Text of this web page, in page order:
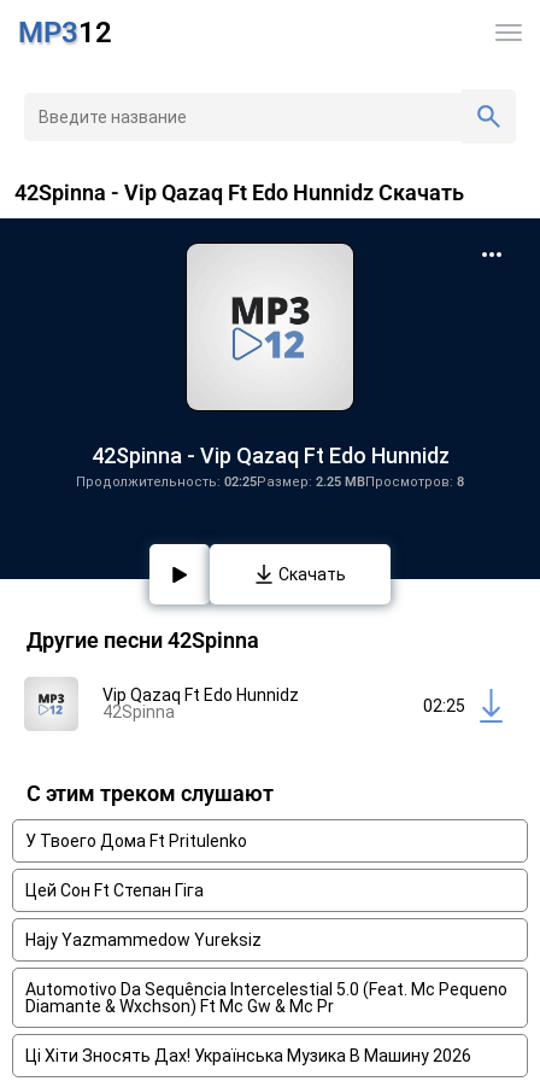
MP312
42Spinna - Vip Qazaq Ft Edo Hunnidz Скачать
42Spinna - Vip Qazaq Ft Edo Hunnidz
Продолжительность: 02:25Размер: 2.25 MBПросмотров: 8
Скачать
Другие песни 42Spinna
Vip Qazaq Ft Edo Hunnidz
42Spinna
02:25
С этим треком слушают
У Твоего Дома Ft Pritulenko
Цей Сон Ft Степан Гіга
Hajy Yazmammedow Yureksiz
Automotivo Da Sequência Intercelestial 5.0 (Feat. Mc Pequeno
Diamante & Wxchson) Ft Mc Gw & Mc Pr
Ці Хіти Зносять Дах! Українська Музика В Машину 2026